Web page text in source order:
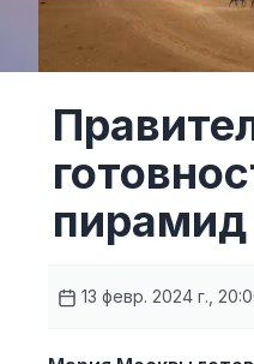
пирамид
13 февр. 2024 г.,